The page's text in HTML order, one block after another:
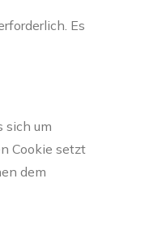
Es
sich um
Cookie setzt
dem